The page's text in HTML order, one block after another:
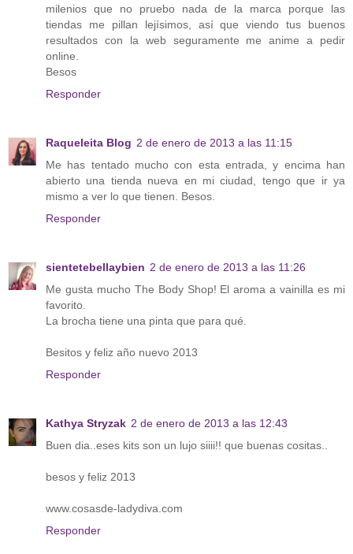
milenios que no pruebo nada de la marca porque las
tiendas me pillan lejísimos, así que viendo tus buenos
resultados con la web seguramente me anime a pedir
online.
Besos
Responder
Raqueleita Blog 2 de enero de 2013 a las 11:15
Me has tentado mucho con esta entrada, y encima han
abierto una tienda nueva en mi ciudad, tengo que ir ya
mismo a ver lo que tienen. Besos.
Responder
sientetebellaybien 2 de enero de 2013 a las 11:26
Me gusta mucho The Body Shop! El aroma a vainilla es mi
favorito.
La brocha tiene una pinta que para qué.
Besitos y feliz año nuevo 2013
Responder
Kathya Stryzak 2 de enero de 2013 a las 12:43
Buen dia..eses kits son un lujo siiii!! que buenas cositas..
besos y feliz 2013
www.cosasde-ladydiva.com
Responder